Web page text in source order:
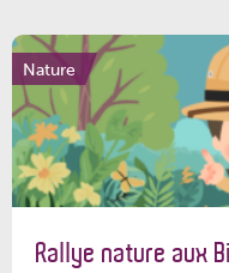
Nature
Rallye nature aux